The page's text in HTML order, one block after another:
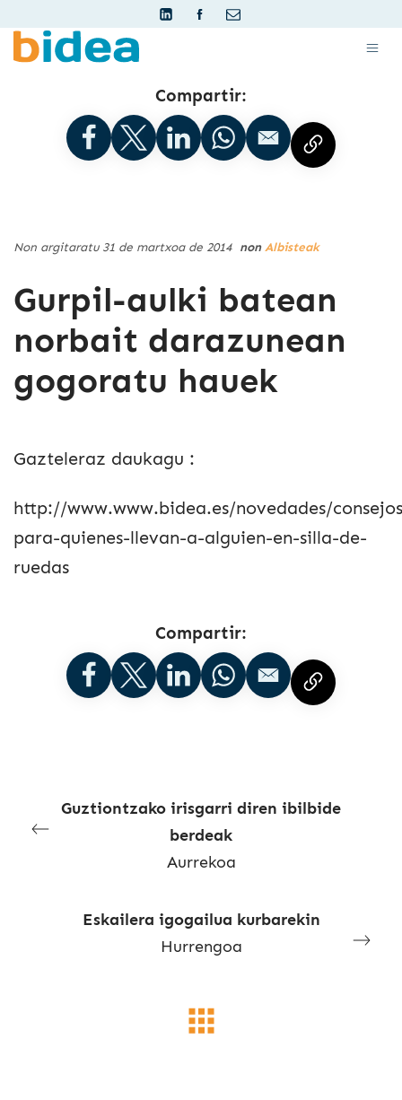
Compartir:
Non argitaratu 31 de martxoa de 2014 nonAlbisteak
Gurpil-aulki batean
norbait darazunean
gogoratu hauek
Gazteleraz daukagu :
http://www.www.bidea.es/novedades/
para-quienes-llevan-a-alguien-en-silla-de-
ruedas
Compartir:
Guztiontzako irisgarri diren ibilbide
berdeak
Aurrekoa
Eskailera igogailua kurbarekin
Hurrengoa